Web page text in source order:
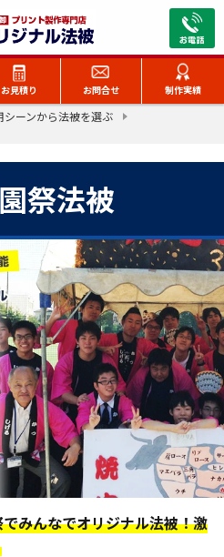
ト
ム
イブ
お見積り お問合せ 制作実績
シーンから法被を選ぶ
祭法被
みんなでオリジナル法被！激